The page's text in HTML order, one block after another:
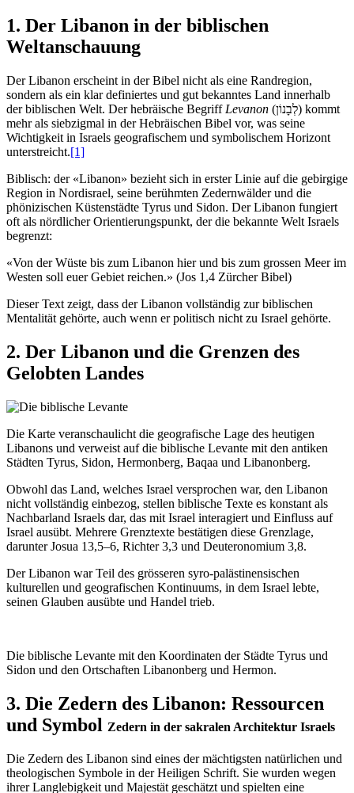
1. Der Libanon in der biblischen
Weltanschauung
Der Libanon erscheint in der Bibel nicht als eine Randregion,
sondern als ein klar definiertes und gut bekanntes Land innerhalb
der biblischen Welt. Der hebräische Begriff Levanon (לְבָנוֹן) kommt
mehr als siebzigmal in der Hebräischen Bibel vor, was seine
Wichtigkeit in Israels geografischem und symbolischem Horizont
unterstreicht.[1]
Biblisch: der «Libanon» bezieht sich in erster Linie auf die gebirgige
Region in Nordisrael, seine berühmten Zedernwälder und die
phönizischen Küstenstädte Tyrus und Sidon. Der Libanon fungiert
oft als nördlicher Orientierungspunkt, der die bekannte Welt Israels
begrenzt:
«Von der Wüste bis zum Libanon hier und bis zum grossen Meer im
Westen soll euer Gebiet reichen.» (Jos 1,4 Zürcher Bibel)
Dieser Text zeigt, dass der Libanon vollständig zur biblischen
Mentalität gehörte, auch wenn er politisch nicht zu Israel gehörte.
2. Der Libanon und die Grenzen des
Gelobten Landes
Die Karte veranschaulicht die geografische Lage des heutigen
Libanons und verweist auf die biblische Levante mit den antiken
Städten Tyrus, Sidon, Hermonberg, Baqaa und Libanonberg.
Obwohl das Land, welches Israel versprochen war, den Libanon
nicht vollständig einbezog, stellen biblische Texte es konstant als
Nachbarland Israels dar, das mit Israel interagiert und Einfluss auf
Israel ausübt. Mehrere Grenztexte bestätigen diese Grenzlage,
darunter Josua 13,5–6, Richter 3,3 und Deuteronomium 3,8.
Der Libanon war Teil des grösseren syro-palästinensischen
kulturellen und geografischen Kontinuums, in dem Israel lebte,
seinen Glauben ausübte und Handel trieb.
Die biblische Levante mit den Koordinaten der Städte Tyrus und
Sidon und den Ortschaften Libanonberg und Hermon.
3. Die Zedern des Libanon: Ressourcen
und Symbol Zedern in der sakralen Architektur Israels
Die Zedern des Libanon sind eines der mächtigsten natürlichen und
theologischen Symbole in der Heiligen Schrift. Sie wurden wegen
ihrer Langlebigkeit und Majestät geschätzt und spielten eine